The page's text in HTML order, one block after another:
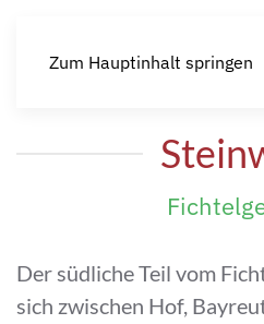
Zum Hauptinhalt springen
Der südliche Teil vom
sich zwischen Hof,